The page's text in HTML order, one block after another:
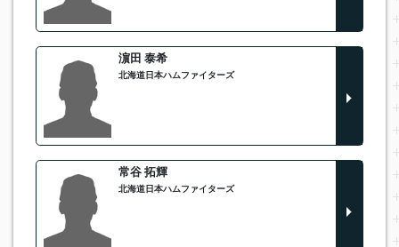
濵田 泰希
北海道日本ハムファイターズ
常谷 拓輝
北海道日本ハムファイターズ